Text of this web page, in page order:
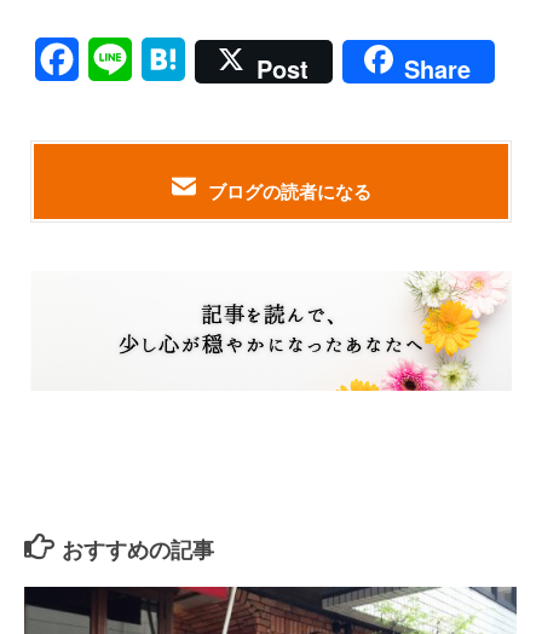
Facebook
Line Hatena
Post Share
ブログの読者になる
おすすめの記事